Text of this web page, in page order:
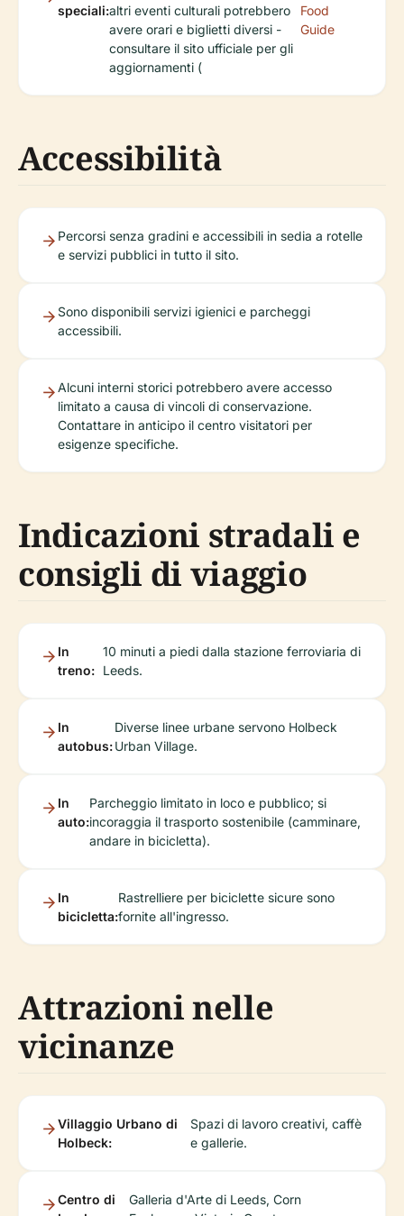
speciali:altri eventi culturali potrebbero
avere orari e biglietti diversi -
consultare il sito ufficiale per gli
aggiornamenti (
Food
Guide
Accessibilità
Percorsi senza gradini e accessibili in sedia a rotelle
e servizi pubblici in tutto il sito.
Sono disponibili servizi igienici e parcheggi
accessibili.
Alcuni interni storici potrebbero avere accesso
limitato a causa di vincoli di conservazione.
Contattare in anticipo il centro visitatori per
esigenze specifiche.
Indicazioni stradali e
consigli di viaggio
In
treno:
10 minuti a piedi dalla stazione ferroviaria di
Leeds.
In
autobus:
Diverse linee urbane servono Holbeck
Urban Village.
In
auto:
Parcheggio limitato in loco e pubblico; si
incoraggia il trasporto sostenibile (camminare,
andare in bicicletta).
In
bicicletta:
Rastrelliere per biciclette sicure sono
fornite all'ingresso.
Attrazioni nelle
vicinanze
Villaggio Urbano di
Holbeck:
Spazi di lavoro creativi, caffè
e gallerie.
Centro di
Galleria d'Arte di Leeds, Corn